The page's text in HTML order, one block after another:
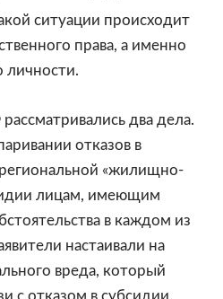
ситуации происходит
права, а именно
личности.
два дела.
отказов в
«жилищно-
лицам, имеющим
в каждом из
настаивали на
вреда, который
с отказом в субсидии.